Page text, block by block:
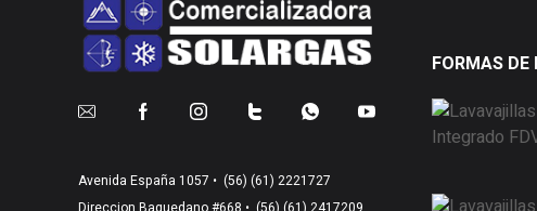
Avenida España 1057 • (56) (61) 2221727
FORMAS DE